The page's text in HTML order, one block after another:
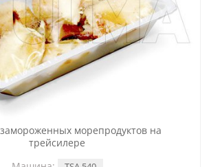
морепродуктов на
трейсилере